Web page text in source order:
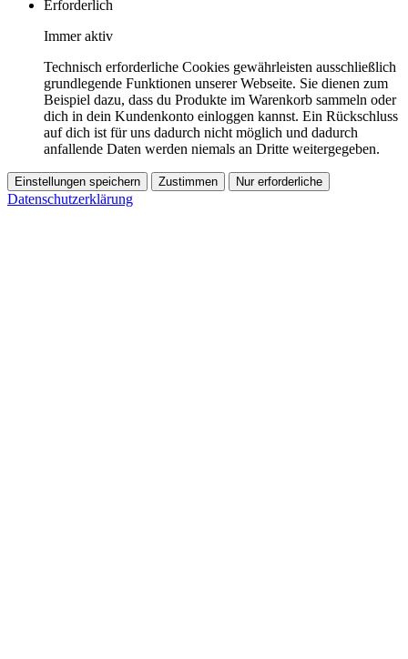
Erforderlich
Immer aktiv
Technisch erforderliche Cookies gewährleisten ausschließlich
grundlegende Funktionen unserer Webseite. Sie dienen zum
Beispiel dazu, dass du Produkte im Warenkorb sammeln oder
dich in dein Kundenkonto einloggen kannst. Ein Rückschluss
auf dich ist für uns dadurch nicht möglich und dadurch
anfallende Daten werden niemals an Dritte weitergegeben.
Einstellungen speichern Zustimmen Nur erforderliche
Datenschutzerklärung